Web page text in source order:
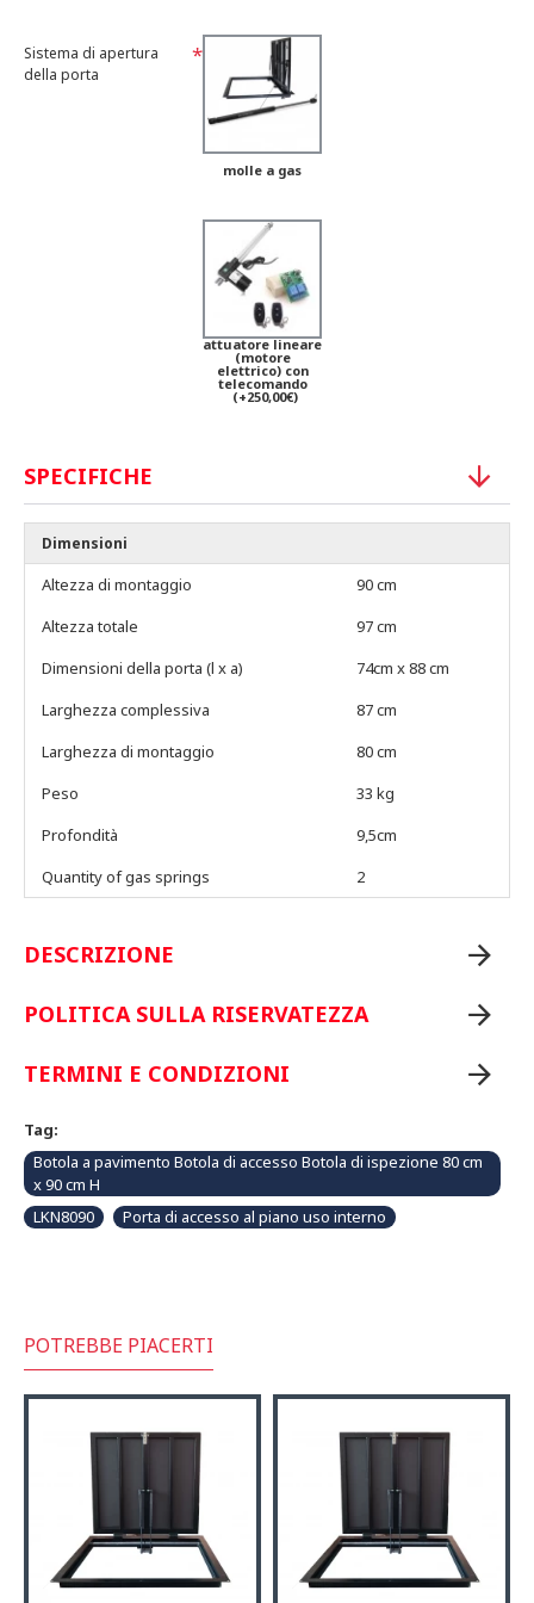
Sistema di apertura
della porta
molle a gas
attuatore lineare
(motore
elettrico) con
telecomando
(+250,00€)
SPECIFICHE
Dimensioni
Altezza di montaggio
90 cm
Altezza totale
97 cm
Dimensioni della porta (l x a)
74cm x 88 cm
Larghezza complessiva
87 cm
Larghezza di montaggio
80 cm
Peso
33 kg
Profondità
9,5cm
Quantity of gas springs
2
DESCRIZIONE
POLITICA SULLA RISERVATEZZA
TERMINI E CONDIZIONI
Tag:
Botola a pavimento Botola di accesso Botola di ispezione 80 cm
x 90 cm H
LKN8090
Porta di accesso al piano uso interno
POTREBBE PIACERTI